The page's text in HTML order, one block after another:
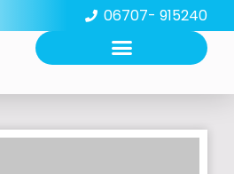
06707- 915240